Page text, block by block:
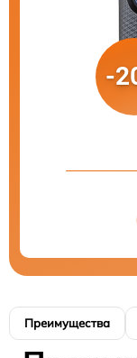
-
Преимущества